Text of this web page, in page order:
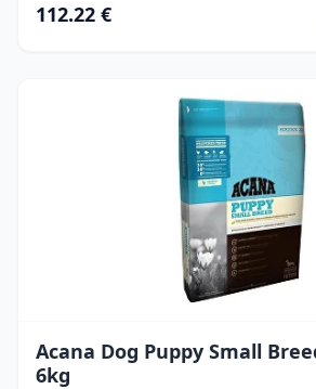
112.22 €
Acana Dog Puppy Small
6kg